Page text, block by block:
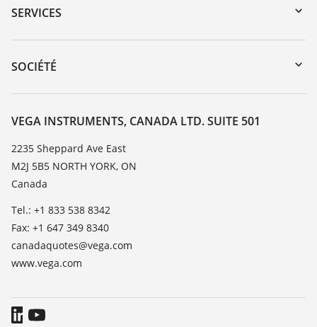
Recherche par numéro de série
DTM Collection/PACTware
SERVICES
Retour d'appareil
Service client
SOCIÉTÉ
À propos de VEGA
Contact
News
Presse
Blog
VEGA INSTRUMENTS, CANADA LTD. SUITE 501
2235 Sheppard Ave East
M2J 5B5 NORTH YORK, ON
Canada
Tel.: +1 833 538 8342
Fax: +1 647 349 8340
canadaquotes@vega.com
www.vega.com